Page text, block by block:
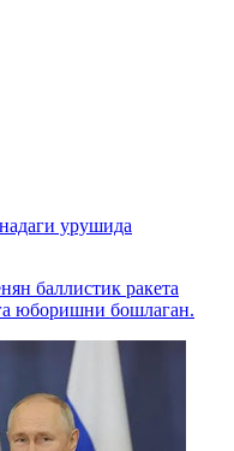
урушида
баллистик ракета
юборишни бошлаган.